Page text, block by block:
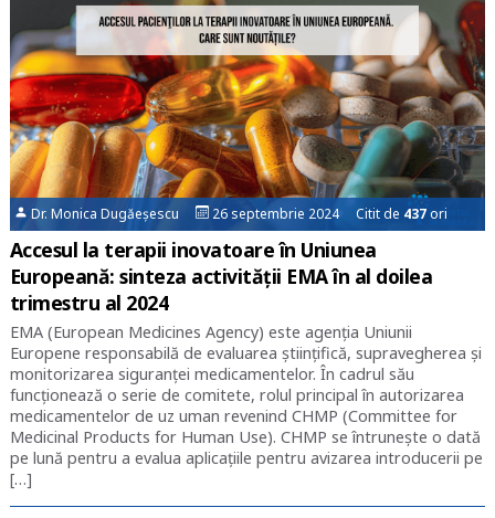
Dr. Monica Dugăeșescu 26 septembrie 2024 Citit de 437ori
Accesul la terapii inovatoare în Uniunea
Europeană: sinteza activității EMA în al doilea
trimestru al 2024
EMA (European Medicines Agency) este agenția Uniunii
Europene responsabilă de evaluarea științifică, supravegherea și
monitorizarea siguranței medicamentelor. În cadrul său
funcționează o serie de comitete, rolul principal în autorizarea
medicamentelor de uz uman revenind CHMP (Committee for
Medicinal Products for Human Use). CHMP se întrunește o dată
pe lună pentru a evalua aplicațiile pentru avizarea introducerii pe
[…]